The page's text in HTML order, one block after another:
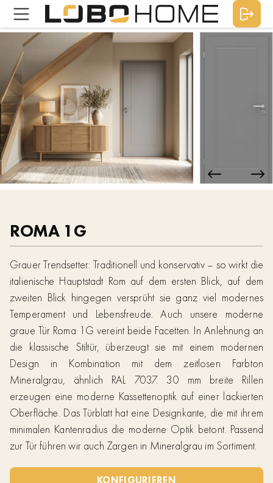
ROMA 1G
Grauer Trendsetter: Traditionell und konservativ – so wirkt die
italienische Hauptstadt Rom auf dem ersten Blick, auf dem
zweiten Blick hingegen versprüht sie ganz viel modernes
Temperament und Lebensfreude. Auch unsere moderne
graue Tür Roma 1G vereint beide Facetten. In Anlehnung an
die klassische Stiltür, überzeugt sie mit einem modernen
Design in Kombination mit dem zeitlosen Farbton
Mineralgrau, ähnlich RAL 7037. 30 mm breite Rillen
erzeugen eine moderne Kassettenoptik auf einer lackierten
Oberfläche. Das Türblatt hat eine Designkante, die mit ihrem
minimalen Kantenradius die moderne Optik betont. Passend
zur Tür führen wir auch Zargen in Mineralgrau im Sortiment.